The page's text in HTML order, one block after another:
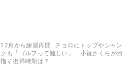
12月から練習再開…チョロにトップやシャン
クも「ゴルフって難しい」 小祝さくらが目
指す復帰時期は？